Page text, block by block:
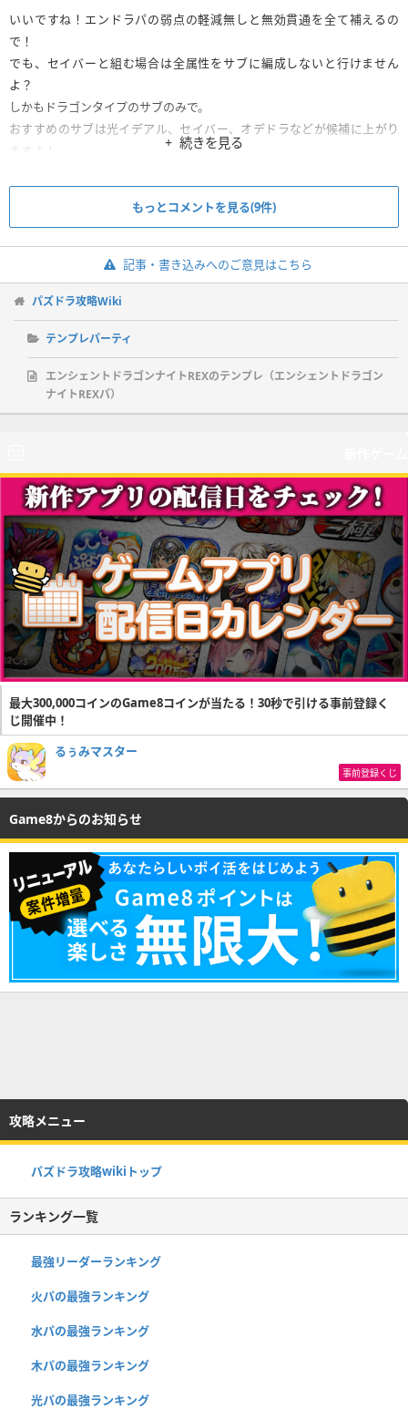
いいですね！エンドラパの弱点の軽減無しと無効貫通を全て補えるの
で！
でも、セイバーと組む場合は全属性をサブに編成しないと行けません
よ？
しかもドラゴンタイプのサブのみで。
おすすめのサブは光イデアル、セイバー、オデドラなどが候補に上がり
ますよ！
続きを見る
もっとコメントを見る(9件)
記事・書き込みへのご意見はこちら
パズドラ攻略Wiki
テンプレパーティ
エンシェントドラゴンナイトREXのテンプレ（エンシェントドラゴン
ナイトREXパ）
最大300,000コインのGame8コインが当たる！30秒で引ける事前登録く
じ開催中！
るぅみマスター
事前登録くじ
Game8からのお知らせ
攻略メニュー
パズドラ攻略wikiトップ
ランキング一覧
最強リーダーランキング
火パの最強ランキング
水パの最強ランキング
木パの最強ランキング
光パの最強ランキング